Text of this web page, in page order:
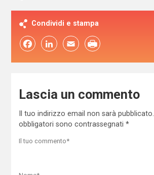
Condividi e stampa
FacebookLinkedIn Email
Lascia un commento
Il tuo indirizzo email non sarà pubblicato.
obbligatori sono contrassegnati *